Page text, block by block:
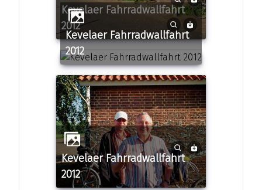
Kevelaer Fahrradwallfahrt
2012
Kevelaer Fahrradwallfahrt
2012
Kevelaer Fahrradwallfahrt
2012